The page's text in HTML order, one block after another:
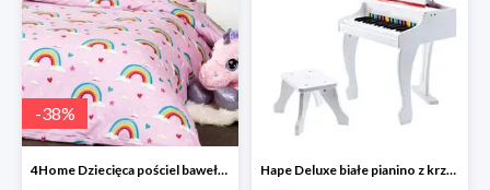
-38%
4Home Dziecięca pościel bawełniana Rainbow Hape Deluxe białe pianino z krzesłem -33%